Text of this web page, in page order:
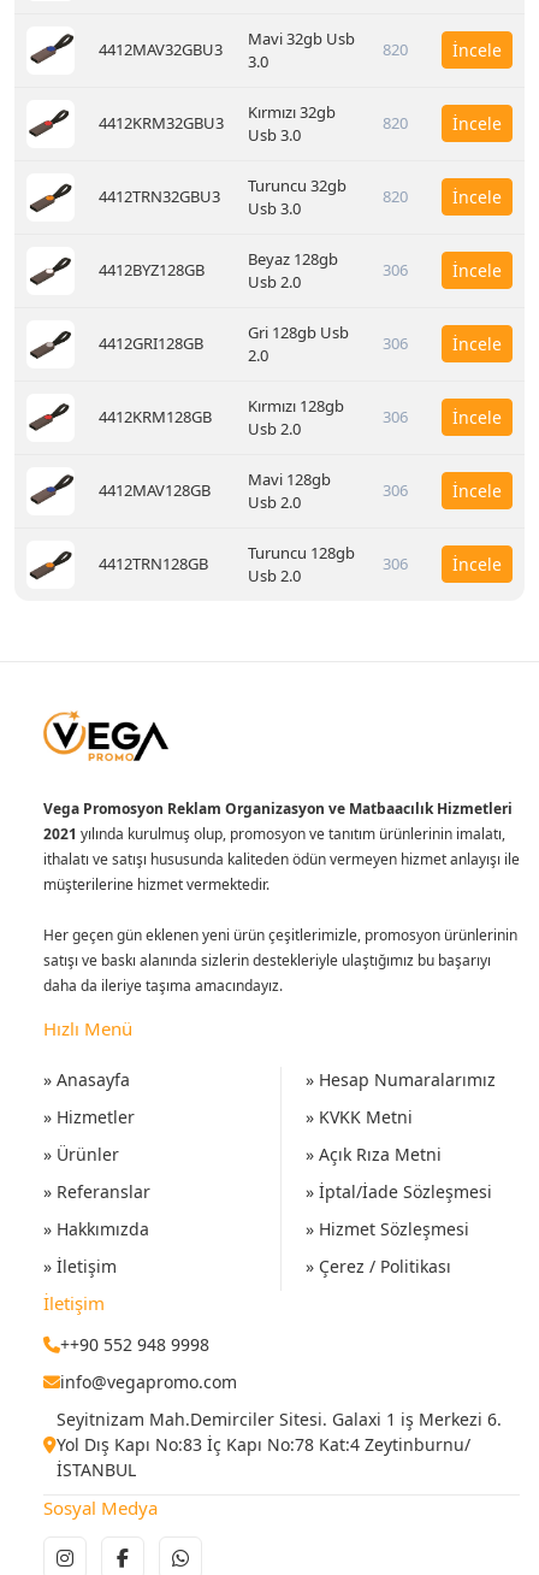
4412MAV32GBU3
Mavi 32gb Usb
3.0
820 İncele
4412KRM32GBU3
Kırmızı 32gb
Usb 3.0
820 İncele
4412TRN32GBU3
Turuncu 32gb
Usb 3.0
820 İncele
4412BYZ128GB
Beyaz 128gb
Usb 2.0
306 İncele
4412GRI128GB
Gri 128gb Usb
2.0
306 İncele
4412KRM128GB
Kırmızı 128gb
Usb 2.0
306 İncele
4412MAV128GB
Mavi 128gb
Usb 2.0
306 İncele
4412TRN128GB
Turuncu 128gb
Usb 2.0
306 İncele
Vega Promosyon Reklam Organizasyon ve Matbaacılık Hizmetleri
2021 yılında kurulmuş olup, promosyon ve tanıtım ürünlerinin imalatı,
ithalatı ve satışı hususunda kaliteden ödün vermeyen hizmet anlayışı ile
müşterilerine hizmet vermektedir.
Her geçen gün eklenen yeni ürün çeşitlerimizle, promosyon ürünlerinin
satışı ve baskı alanında sizlerin destekleriyle ulaştığımız bu başarıyı
daha da ileriye taşıma amacındayız.
Hızlı Menü
» Anasayfa
» Hizmetler
» Ürünler
» Referanslar
» Hakkımızda
» İletişim
» Hesap Numaralarımız
» KVKK Metni
» Açık Rıza Metni
» İptal/İade Sözleşmesi
» Hizmet Sözleşmesi
» Çerez / Politikası
İletişim
++90 552 948 9998
info@vegapromo.com
Seyitnizam Mah.Demirciler Sitesi. Galaxi 1 iş Merkezi 6.
Yol Dış Kapı No:83 İç Kapı No:78 Kat:4 Zeytinburnu/
İSTANBUL
Sosyal Medya